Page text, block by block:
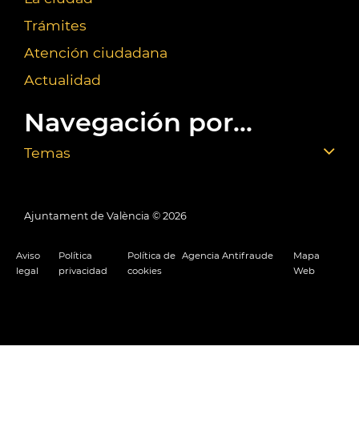
Trámites
Atención ciudadana
Actualidad
Navegación por...
Temas
Ajuntament de València © 2026
Aviso
legal
Política
privacidad
Política de
cookies
Agencia Antifraude
Mapa
Web